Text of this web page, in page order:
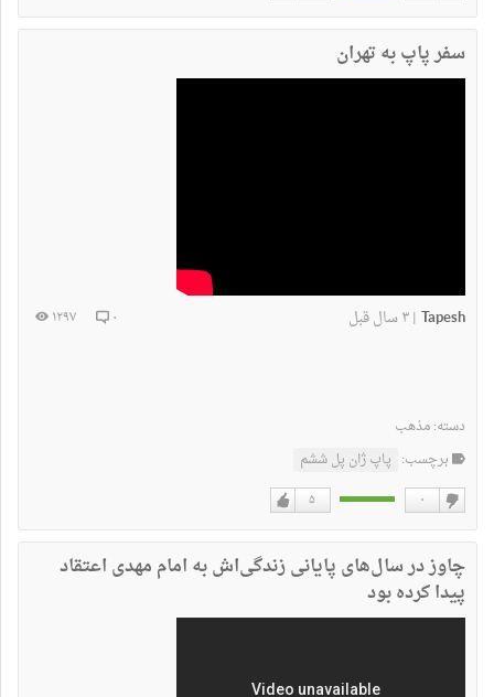
سفر پاپ به تهران
Tapesh
|۳ سال قبل ۰ ۱۲۹۷
دسته:مذهب
برچسب: پاپ ژان پل ششم
۵ ۰
چاوز در سال‌های پایانی زندگی‌اش به امام مهدی اعتقاد
پیدا کرده بود